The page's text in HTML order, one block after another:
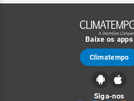
Baixe os apps
Climatempo
Siga-nos